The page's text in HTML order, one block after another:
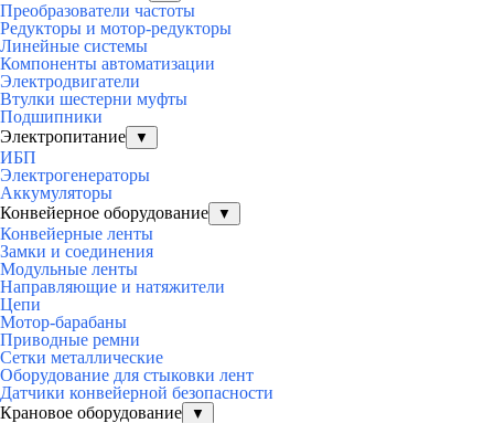
Преобразователи частоты
Редукторы и мотор-редукторы
Линейные системы
Компоненты автоматизации
Электродвигатели
Втулки шестерни муфты
Подшипники
Электропитание
▼
ИБП
Электрогенераторы
Аккумуляторы
Конвейерное оборудование
▼
Конвейерные ленты
Замки и соединения
Модульные ленты
Направляющие и натяжители
Цепи
Мотор-барабаны
Приводные ремни
Сетки металлические
Оборудование для стыковки лент
Датчики конвейерной безопасности
Крановое оборудование
▼